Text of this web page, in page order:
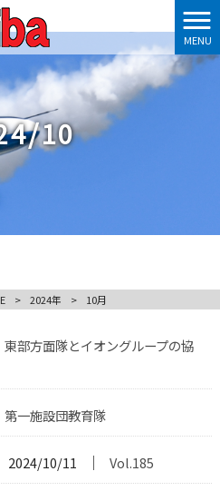
MENU
10
> 2024年 > 10月
東部方面隊とイオングループの協
第一施設団教育隊
2024/10/11 │ Vol.185